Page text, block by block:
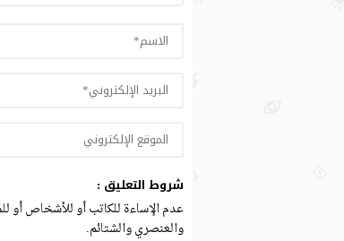
شروط التعليق :
عدم الإساءة للكاتب أو للأشخاص أو
والعنصري والشتائم.